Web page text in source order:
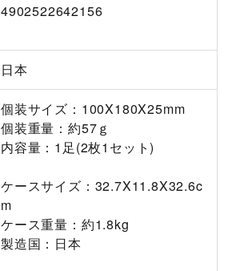
4902522642156
日本
個装サイズ：100X180X25mm
個装重量：約57ｇ
内容量：1足(2枚1セット)
ケースサイズ：32.7X11.8X32.6c
m
ケース重量：約1.8kg
製造国：日本